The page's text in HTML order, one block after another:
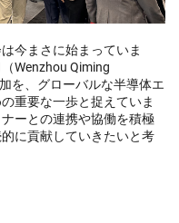
今まさに始まっていま
Wenzhou Qiming
を、グローバルな半導体エ
重要な一歩と捉えていま
ーとの連携や協働を積極
に貢献していきたいと考